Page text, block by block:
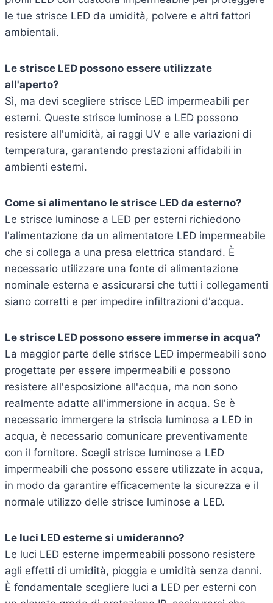
le tue strisce LED da umidità, polvere e altri fattori
ambientali.
Le strisce LED possono essere utilizzate
all'aperto?
Sì, ma devi scegliere strisce LED impermeabili per
esterni. Queste strisce luminose a LED possono
resistere all'umidità, ai raggi UV e alle variazioni di
temperatura, garantendo prestazioni affidabili in
ambienti esterni.
Come si alimentano le strisce LED da esterno?
Le strisce luminose a LED per esterni richiedono
l'alimentazione da un alimentatore LED impermeabile
che si collega a una presa elettrica standard. È
necessario utilizzare una fonte di alimentazione
nominale esterna e assicurarsi che tutti i collegamenti
siano corretti e per impedire infiltrazioni d'acqua.
Le strisce LED possono essere immerse in acqua?
La maggior parte delle strisce LED impermeabili sono
progettate per essere impermeabili e possono
resistere all'esposizione all'acqua, ma non sono
realmente adatte all'immersione in acqua. Se è
necessario immergere la striscia luminosa a LED in
acqua, è necessario comunicare preventivamente
con il fornitore. Scegli strisce luminose a LED
impermeabili che possono essere utilizzate in acqua,
in modo da garantire efficacemente la sicurezza e il
normale utilizzo delle strisce luminose a LED.
Le luci LED esterne si umideranno?
Le luci LED esterne impermeabili possono resistere
agli effetti di umidità, pioggia e umidità senza danni.
È fondamentale scegliere luci a LED per esterni con